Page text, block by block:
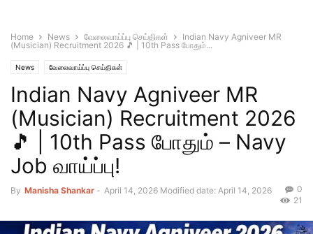
Home News வேலைவாய்ப்பு செய்திகள்
Indian Navy Agniveer MR
(Musician) Recruitment 2026 🎵 | 10th Pass போதும்...
News வேலைவாய்ப்பு செய்திகள்
Indian Navy Agniveer MR
(Musician) Recruitment 2026
🎵 | 10th Pass போதும் – Navy
Job வாய்ப்பு!
By Manisha Shankar - April 14, 2026 Modified date: April 14, 2026
0
21